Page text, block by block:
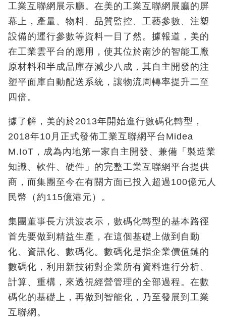
工業互聯網展示廳。在美的工業互聯網展廳的屏
幕上，產量、物料、品質監控、工藝參數、注塑
設備的運行參數等資料一目了然。據報道，美的
在工業雲平台的應用，使其位於南沙的智能工廠
原材料和半成品庫存減少八成，其自主開發的注
塑平面庫自動配送系統，讓物流周轉率提升二至
四倍。
據了解，美的於2013年開始進行數碼化轉型，
2018年10月正式發佈工業互聯網平台Midea
M.IoT，成為內地第一家自主開發、兼備「製造業
知識、軟件、硬件」的完整工業互聯網平台提供
商，而集團至今在有關方面已投入超過100億元人
民幣（約115億港元）。
集團董事長方洪波表示，數碼化轉型的基本路徑
首先要做到精益生產，在這個基礎上做到自動
化、資訊化、數碼化。數碼化是指企業價值鏈的
數碼化，利用新技術對企業所有資料進行分析、
計算、重構，來透視經營管理的全部過程。在數
碼化的基礎上，再做到智能化，乃至發展到工業
互聯網。